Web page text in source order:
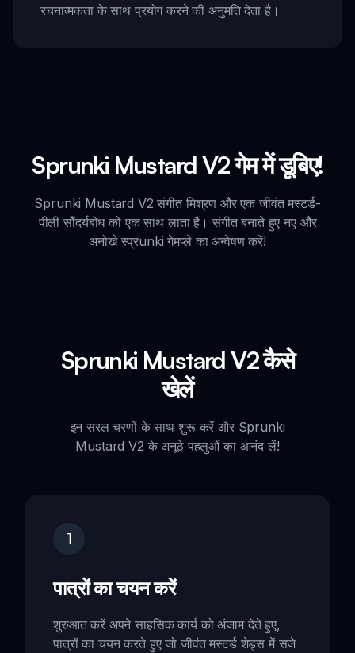
रचनात्मकता के साथ प्रयोग करने की अनुमति देता है।
Sprunki Mustard V2 गेम में डूबिए!
Sprunki Mustard V2 संगीत मिश्रण और एक जीवंत मस्टर्ड-
पीली सौंदर्यबोध को एक साथ लाता है। संगीत बनाते हुए नए और
अनोखे स्प्रunki गेमप्ले का अन्वेषण करें!
Sprunki Mustard V2 कैसे
खेलें
इन सरल चरणों के साथ शुरू करें और Sprunki
Mustard V2 के अनूठे पहलुओं का आनंद लें!
1
पात्रों का चयन करें
शुरुआत करें अपने साहसिक कार्य को अंजाम देते हुए,
पात्रों का चयन करते हुए जो जीवंत मस्टर्ड शेड्स में सजे